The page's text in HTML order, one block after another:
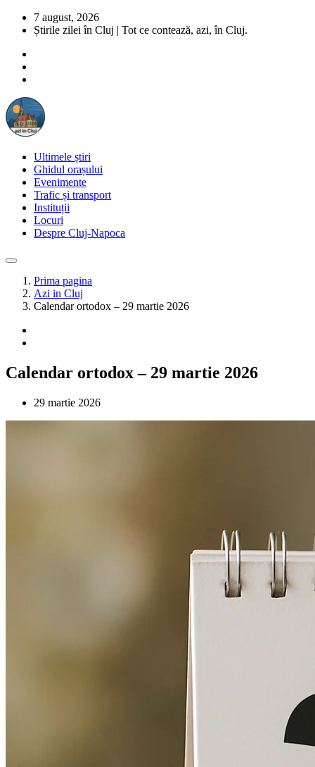
7 august, 2026
Știrile zilei în Cluj | Tot ce contează, azi, în Cluj.
Ultimele știri
Ghidul orașului
Evenimente
Trafic și transport
Instituții
Locuri
Despre Cluj-Napoca
Prima pagina
Azi in Cluj
Calendar ortodox – 29 martie 2026
Calendar ortodox – 29 martie 2026
29 martie 2026